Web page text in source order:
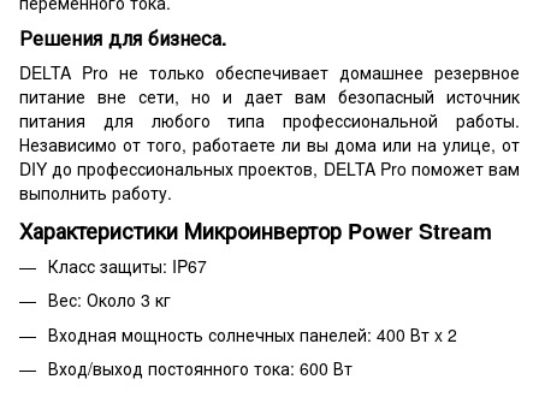
Решения для бизнеса.
DELTA Pro не только обеспечивает домашнее резервное
питание вне сети, но и дает вам безопасный источник
питания для любого типа профессиональной работы.
Независимо от того, работаете ли вы дома или на улице, от
DIY до профессиональных проектов, DELTA Pro поможет вам
выполнить работу.
Характеристики Микроинвертор Power Stream
Класс защиты: IP67
Вес: Около 3 кг
Входная мощность солнечных панелей: 400 Вт x 2
Вход/выход постоянного тока: 600 Вт